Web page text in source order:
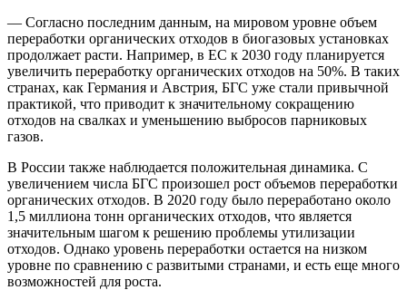
— Согласно последним данным, на мировом уровне объем
переработки органических отходов в биогазовых установках
продолжает расти. Например, в ЕС к 2030 году планируется
увеличить переработку органических отходов на 50%. В таких
странах, как Германия и Австрия, БГС уже стали привычной
практикой, что приводит к значительному сокращению
отходов на свалках и уменьшению выбросов парниковых
газов.
В России также наблюдается положительная динамика. С
увеличением числа БГС произошел рост объемов переработки
органических отходов. В 2020 году было переработано около
1,5 миллиона тонн органических отходов, что является
значительным шагом к решению проблемы утилизации
отходов. Однако уровень переработки остается на низком
уровне по сравнению с развитыми странами, и есть еще много
возможностей для роста.